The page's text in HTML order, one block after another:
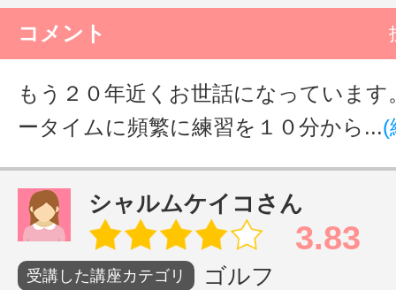
コメント
もう２０年近くお世話になっていま
ータイムに頻繁に練習を１０分から...(
シャルムケイコさん
3.83
受講した講座カテゴリ ゴルフ